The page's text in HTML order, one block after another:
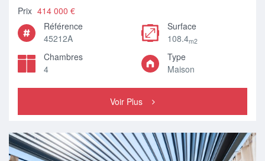
Prix 414 000 €
Référence
45212A
Surface
108.4m2
Chambres
4
Type
Maison
Voir Plus